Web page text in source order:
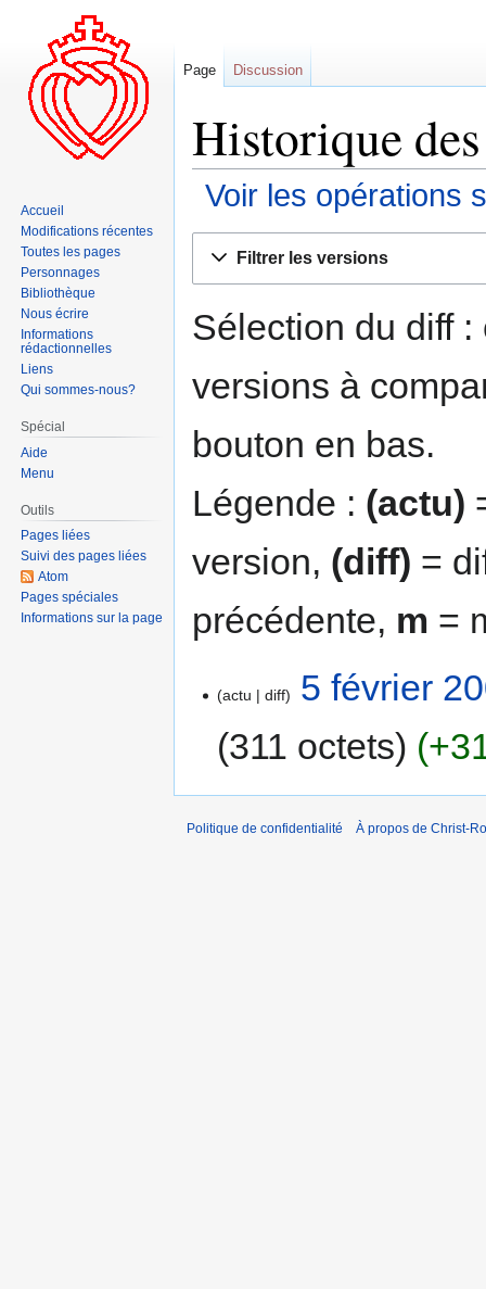
Historique
Voir les opérations
navigation
recherche
Filtrer les versions
Sélection du diff
versions à
bouton en bas.
Légende : (actu)
version, (diff) =
précédente, m =
actu diff
5 février
311 octets
Page Discussion
Accueil
Modifications récentes
Toutes les pages
Personnages
Bibliothèque
Nous écrire
Informations
rédactionnelles
Liens
Qui sommes-nous?
Spécial
Aide
Menu
Outils
Pages liées
Suivi des pages liées
Atom
Pages spéciales
Informations sur la page
Politique de confidentialité À propos de Christ-